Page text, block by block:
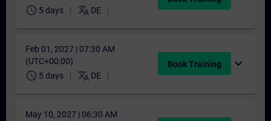
schedule 5 days translate DE
Feb 01, 2027 | 07:30 AM
(UTC+00:00)
schedule 5 days translate DE
Book Training expand_more
May 10, 2027 | 06:30 AM